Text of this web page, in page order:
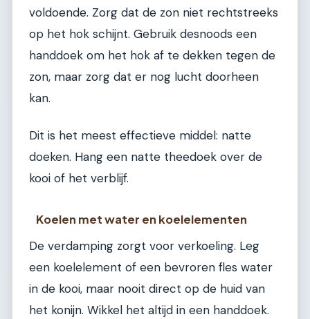
voldoende. Zorg dat de zon niet rechtstreeks
op het hok schijnt. Gebruik desnoods een
handdoek om het hok af te dekken tegen de
zon, maar zorg dat er nog lucht doorheen
kan.
Dit is het meest effectieve middel: natte
doeken. Hang een natte theedoek over de
kooi of het verblijf.
Koelen met water en koelelementen
De verdamping zorgt voor verkoeling. Leg
een koelelement of een bevroren fles water
in de kooi, maar nooit direct op de huid van
het konijn. Wikkel het altijd in een handdoek.